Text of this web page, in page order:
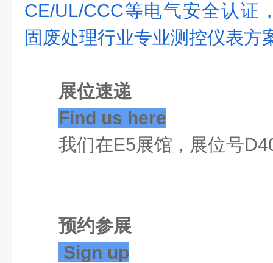
CE/UL/CCC等电气安全认证
固废处理行业专业测控仪表方
展位速递
Find us here
我们在E5展馆 ， 展位号
预约参展
Sign up